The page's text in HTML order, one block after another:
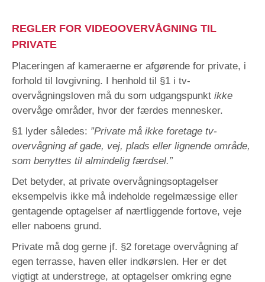
REGLER FOR VIDEOOVERVÅGNING TIL
PRIVATE
Placeringen af kameraerne er afgørende for private, i
forhold til lovgivning. I henhold til §1 i tv-
overvågningsloven må du som udgangspunkt ikke
overvåge områder, hvor der færdes mennesker.
§1 lyder således: ”Private må ikke foretage tv-
overvågning af gade, vej, plads eller lignende område,
som benyttes til almindelig færdsel.”
Det betyder, at private overvågningsoptagelser
eksempelvis ikke må indeholde regelmæssige eller
gentagende optagelser af nærtliggende fortove, veje
eller naboens grund.
Private må dog gerne jf. §2 foretage overvågning af
egen terrasse, haven eller indkørslen. Her er det
vigtigt at understrege, at optagelser omkring egne